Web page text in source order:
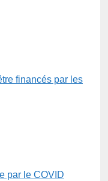
financés par les
par le COVID